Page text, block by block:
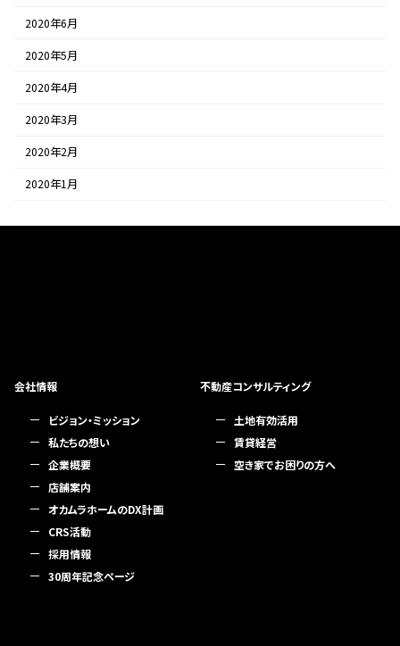
2020年6月
2020年5月
2020年4月
2020年3月
2020年2月
2020年1月
会社情報
ビジョン・ミッション
私たちの想い
企業概要
店舗案内
オカムラホームのDX計画
CRS活動
採用情報
30周年記念ページ
不動産コンサルティング
土地有効活用
賃貸経営
空き家でお困りの方へ